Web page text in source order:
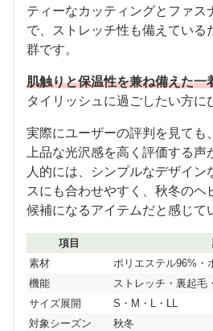
ティーなカッティングとファス
で、ストレッチ性も備えている
群です。
肌触りと保温性を兼ね備えた一
タイリッシュに過ごしたい方に
実際にユーザーの評判を見ても
上品な光沢感を高く評価する
人的には、シンプルなデザイン
スにも合わせやすく、秋冬のヘ
候補になるアイテムだと感じて
項目
素材
ポリエステル96%・
機能
ストレッチ・裏起毛
サイズ展開
S・M・L・LL
対象シーズン
秋冬